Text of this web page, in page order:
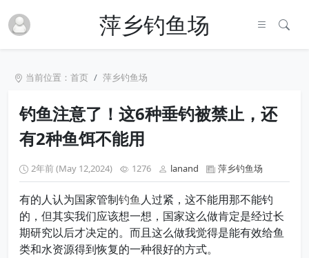
萍乡钓鱼场
当前位置： 首页 萍乡钓鱼场
钓鱼注意了！这6种垂钓被禁止，还
有2种鱼饵不能用
2年前 (May 12,2024) 1276 lanand 萍乡钓鱼场
有的人认为国家管制钓鱼 人过紧，这不能用那不能钓
的，但其实我们应该想一想，国家这么做肯定是经过长
期研究以后才决定的。而且这么做我觉得是能有效给鱼
类和水资源得到恢复的一种很好的方式。